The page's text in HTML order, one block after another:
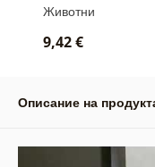
живопис
Животни
9,42 €
Описание на